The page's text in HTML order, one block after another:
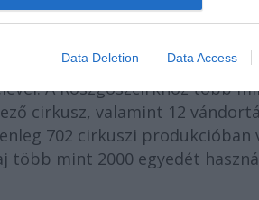
Data Deletion Data Access
össze az oroszországi
A Roszgoszcirkhoz több
cirkusz, valamint 12
702 cirkuszi produkcióban
több mint 2000 egyedét